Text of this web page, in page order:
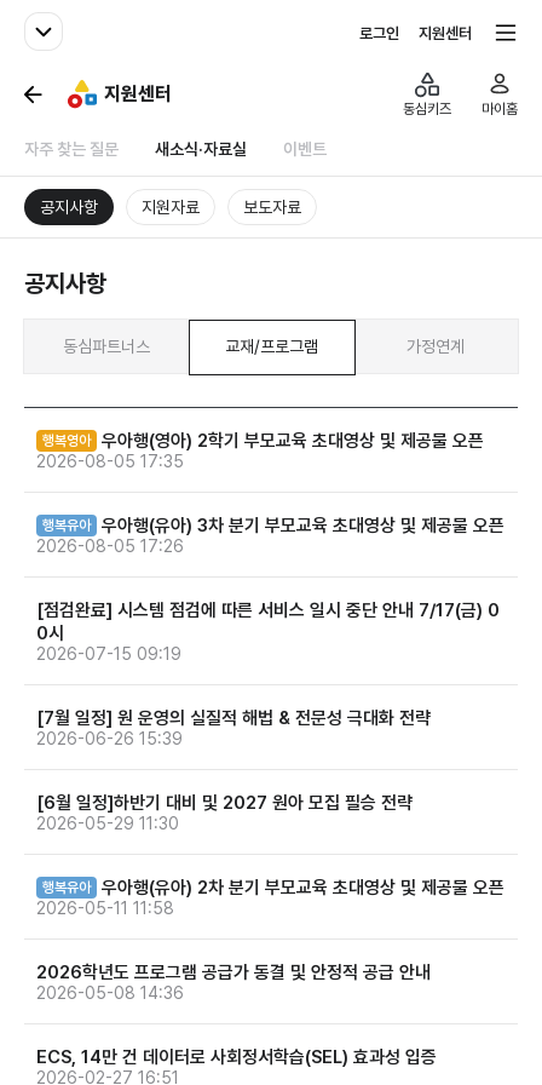
패밀리사이트
로그인 지원센터
지원센터
자주 찾는 질문 새소식·자료실 이벤트
동심키즈 마이홈
공지사항 지원자료 보도자료
공지사항
동심파트너스 교재/프로그램 가정연계
행복영아 우아행(영아) 2학기 부모교육 초대영상 및 제공물 오픈
2026-08-05 17:35
행복유아 우아행(유아) 3차 분기 부모교육 초대영상 및 제공물 오픈
2026-08-05 17:26
[점검완료] 시스템 점검에 따른 서비스 일시 중단 안내 7/17(금) 0
0시
2026-07-15 09:19
[7월 일정] 원 운영의 실질적 해법 & 전문성 극대화 전략
2026-06-26 15:39
[6월 일정]하반기 대비 및 2027 원아 모집 필승 전략
2026-05-29 11:30
행복유아 우아행(유아) 2차 분기 부모교육 초대영상 및 제공물 오픈
2026-05-11 11:58
2026학년도 프로그램 공급가 동결 및 안정적 공급 안내
2026-05-08 14:36
ECS, 14만 건 데이터로 사회정서학습(SEL) 효과성 입증
2026-02-27 16:51